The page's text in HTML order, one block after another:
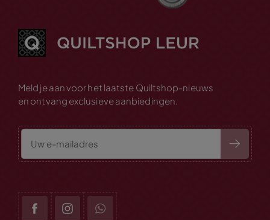
Meld je aan voor het laatste Quiltshop-nieuws
en ontvang exclusieve aanbiedingen.